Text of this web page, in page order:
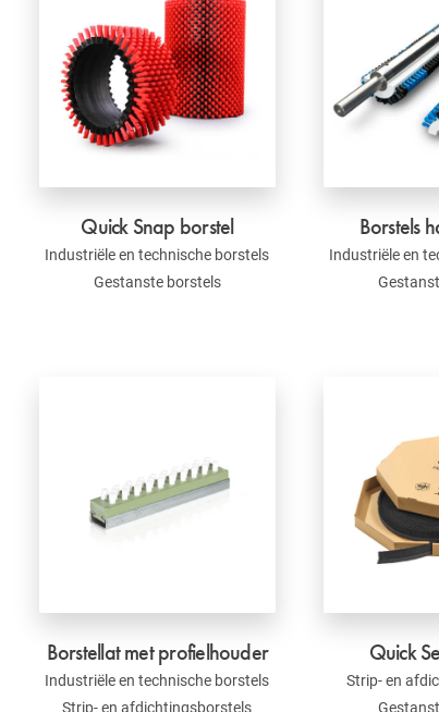
Quick Snap borstel
Industriële en technische borstels
Gestanste borstels
Borstels
Industriële en
Borstellat met profielhouder
Industriële en technische borstels
Strip- en afdichtingsborstels
Quick
Strip- en